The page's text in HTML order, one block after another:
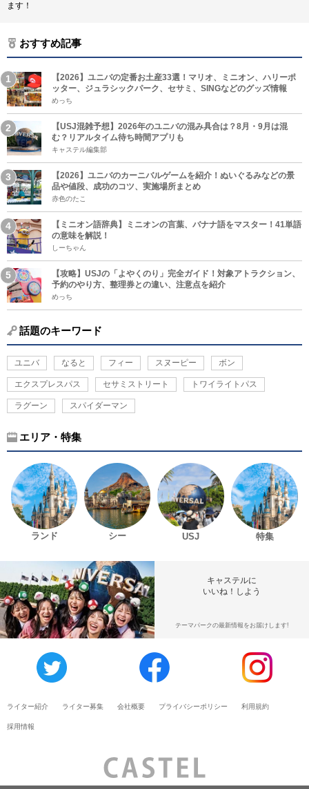
ます！
おすすめ記事
【2026】ユニバの定番お土産33選！マリオ、ミニオン、ハリーポ
ッター、ジュラシックパーク、セサミ、SINGなどのグッズ情報
めっち
【USJ混雑予想】2026年のユニバの混み具合は？8月・9月は混
む？リアルタイム待ち時間アプリも
キャステル編集部
【2026】ユニバのカーニバルゲームを紹介！ぬいぐるみなどの景
品や値段、成功のコツ、実施場所まとめ
赤色のたこ
【ミニオン語辞典】ミニオンの言葉、バナナ語をマスター！41単語
の意味を解説！
しーちゃん
【攻略】USJの「よやくのり」完全ガイド！対象アトラクション、
予約のやり方、整理券との違い、注意点を紹介
めっち
話題のキーワード
ユニバ なると フィー スヌーピー ボン
エクスプレスパス セサミストリート トワイライトパス
ラグーン スパイダーマン
エリア・特集
ランド シー USJ 特集
キャステルに
いいね！しよう
テーマパークの最新情報をお届けします!
ライター紹介 ライター募集 会社概要 プライバシーポリシー 利用規約
採用情報